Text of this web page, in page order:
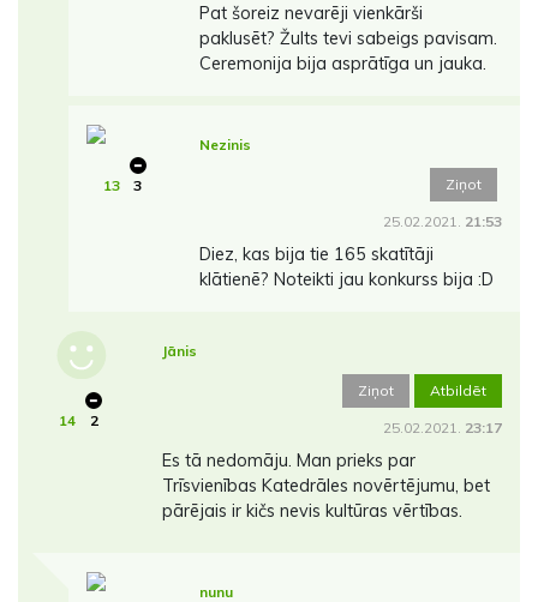
Pat šoreiz nevarēji vienkārši
paklusēt? Žults tevi sabeigs pavisam.
Ceremonija bija asprātīga un jauka.
13 3
Nezinis
Ziņot
25.02.2021. 21:53
Diez, kas bija tie 165 skatītāji
klātienē? Noteikti jau konkurss bija :D
14 2
Jānis
Ziņot Atbildēt
25.02.2021. 23:17
Es tā nedomāju. Man prieks par
Trīsvienības Katedrāles novērtējumu, bet
pārējais ir kičs nevis kultūras vērtības.
nunu